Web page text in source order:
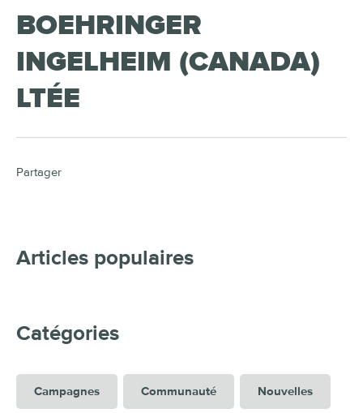
BOEHRINGER
INGELHEIM (CANADA)
LTÉE
Partager
Articles populaires
Catégories
Campagnes Communauté Nouvelles